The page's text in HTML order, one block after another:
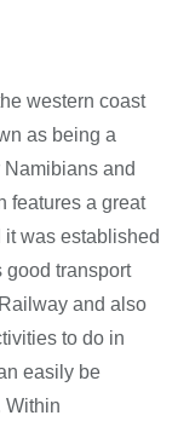
western coast
as being a
and
features a great
was established
good transport
and also
to do in
easily be
Within